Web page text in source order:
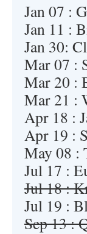
Jan 07 :
Jan 11 :
Jan 30:
Mar 07 :
Mar 20 :
Mar 21 :
Apr 18 :
Apr 19 :
May 08 :
Jul 17 :
Jul 18 :
Jul 19 :
Sep 13 :